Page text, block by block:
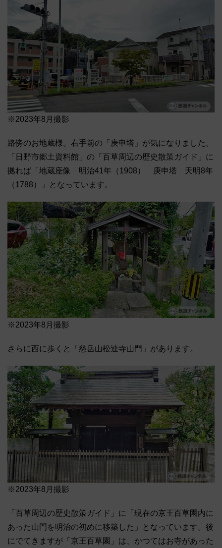
※2023年8月撮影
路傍のお地蔵様。右手前の「庚申塔」が気になりました。
「日野市郷土資料館」の「百草周辺の歴史散策ガイド」に
拠れば「地蔵座像 明治41年（1908） 庚申塔 天明8年
（1788）」となっています。
※2023年8月撮影
さらに西に歩くと「慈岳山松連寺山門」があります。
※2023年8月撮影
「百草周辺の歴史散策ガイド」に「現在の京王百草園内に
あった山門を明治の初めに移築した」となっています。後
にでてきますが「京王百草園」は、かつてはお寺があった